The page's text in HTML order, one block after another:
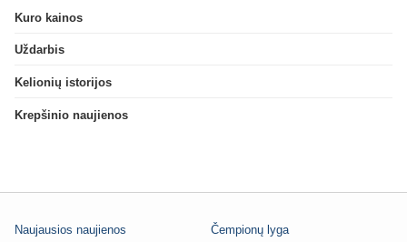
Kuro kainos
Uždarbis
Kelionių istorijos
Krepšinio naujienos
Naujausios naujienos Čempionų lyga